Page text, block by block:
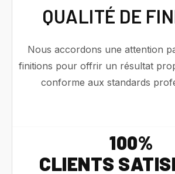
QUALITÉ DE
Nous accordons une attention
finitions pour offrir un résultat
conforme aux standards
100%
CLIENTS